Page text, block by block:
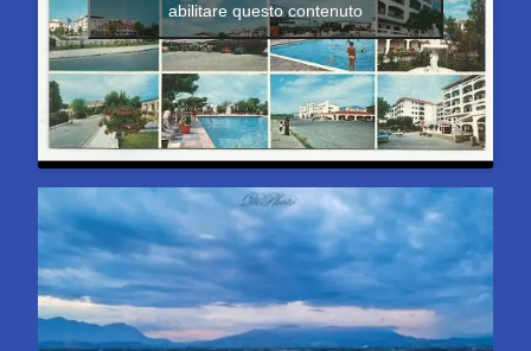
abilitare questo contenuto